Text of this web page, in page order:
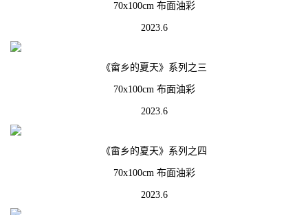
70x100cm 布面油彩
2023.6
《畲乡的夏天》系列之三
70x100cm 布面油彩
2023.6
《畲乡的夏天》系列之四
70x100cm 布面油彩
2023.6